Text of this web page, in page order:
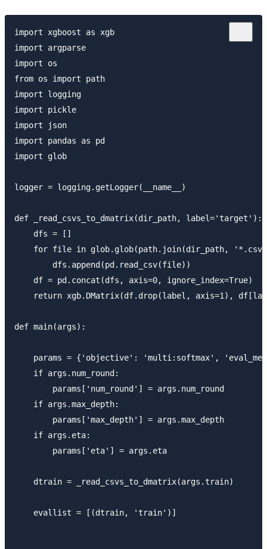
import xgboost as xgb
import argparse
import os
from os import path
import logging
import pickle
import json
import pandas as pd
import glob
logger = logging.getLogger(__name__)
def _read_csvs_to_dmatrix(dir_path, label='target'):
    dfs = []
for file in glob.glob(path.join(dir_path,
        dfs.append(pd.read_csv(file))
    df = pd.concat(dfs, axis=0, ignore_index=True)
return xgb.DMatrix(df.drop(label, axis=1),
def main(args):
params = {'objective': 'multi:softmax',
    if args.num_round:
        params['num_round'] = args.num_round
    if args.max_depth:
        params['max_depth'] = args.max_depth
    if args.eta:
        params['eta'] = args.eta
    dtrain = _read_csvs_to_dmatrix(args.train)
    evallist = [(dtrain, 'train')]